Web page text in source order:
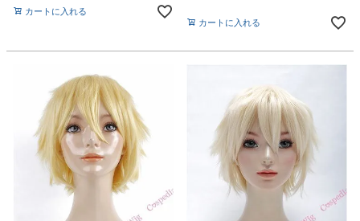
カートに入れる
カートに入れる